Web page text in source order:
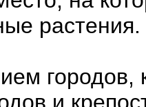
растения.